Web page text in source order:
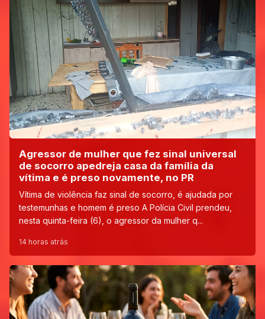
Agressor de mulher que fez sinal universal
de socorro apedreja casa da família da
vítima e é preso novamente, no PR
Vítima de violência faz sinal de socorro, é ajudada por
testemunhas e homem é preso A Polícia Civil prendeu,
nesta quinta-feira (6), o agressor da mulher q...
14 horas atrás